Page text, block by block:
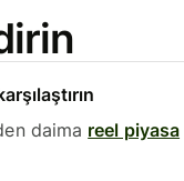
daima reel piyasa